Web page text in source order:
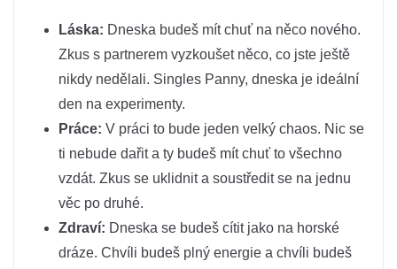
Láska: Dneska budeš mít chuť na něco nového.
Zkus s partnerem vyzkoušet něco, co jste ještě
nikdy nedělali. Singles Panny, dneska je ideální
den na experimenty.
Práce: V práci to bude jeden velký chaos. Nic se
ti nebude dařit a ty budeš mít chuť to všechno
vzdát. Zkus se uklidnit a soustředit se na jednu
věc po druhé.
Zdraví: Dneska se budeš cítit jako na horské
dráze. Chvíli budeš plný energie a chvíli budeš